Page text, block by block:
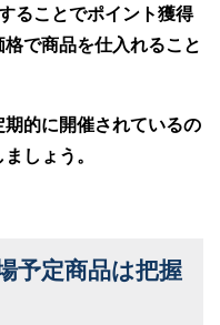
ることでポイント獲得
で商品を仕入れること
的に開催されているの
しょう。
予定商品は把握